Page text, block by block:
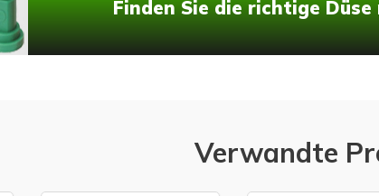
Finden Sie die richtige
Verwandte